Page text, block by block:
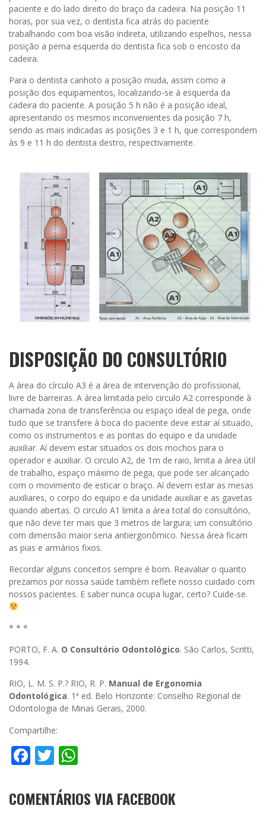
paciente e do lado direito do braço da cadeira. Na posição 11
horas, por sua vez, o dentista fica atrás do paciente
trabalhando com boa visão indireta, utilizando espelhos, nessa
posição a perna esquerda do dentista fica sob o encosto da
cadeira.
Para o dentista canhoto a posição muda, assim como a
posição dos equipamentos, localizando-se à esquerda da
cadeira do paciente. A posição 5 h não é a posição ideal,
apresentando os mesmos inconvenientes da posição 7 h,
sendo as mais indicadas as posições 3 e 1 h, que correspondem
às 9 e 11 h do dentista destro, respectivamente.
DISPOSIÇÃO DO CONSULTÓRIO
A área do círculo A3 é a área de intervenção do profissional,
livre de barreiras. A área limitada pelo circulo A2 corresponde à
chamada zona de transferência ou espaço ideal de pega, onde
tudo que se transfere à boca do paciente deve estar aí situado,
como os instrumentos e as pontas do equipo e da unidade
auxiliar. Aí devem estar situados os dois mochos para o
operador e auxiliar. O circulo A2, de 1m de raio, limita a área útil
de trabalho, espaço máximo de pega, que pode ser alcançado
com o movimento de esticar o braço. Aí devem estar as mesas
auxiliares, o corpo do equipo e da unidade auxiliar e as gavetas
quando abertas. O circulo A1 limita a área total do consultório,
que não deve ter mais que 3 metros de largura; um consultório
com dimensão maior seria antiergonômico. Nessa área ficam
as pias e armários fixos.
Recordar alguns conceitos sempre é bom. Reavaliar o quanto
prezamos por nossa saúde também reflete nosso cuidado com
nossos pacientes. E saber nunca ocupa lugar, certo? Cuide-se.
* * *
PORTO, F. A. O Consultório Odontológico. São Carlos, Scritti,
1994.
RIO, L. M. S. P.? RIO, R. P. Manual de Ergonomia
Odontológica. 1ª ed. Belo Horizonte: Conselho Regional de
Odontologia de Minas Gerais, 2000.
Compartilhe:
Facebook
Twitter
COMENTÁRIOS VIA FACEBOOK